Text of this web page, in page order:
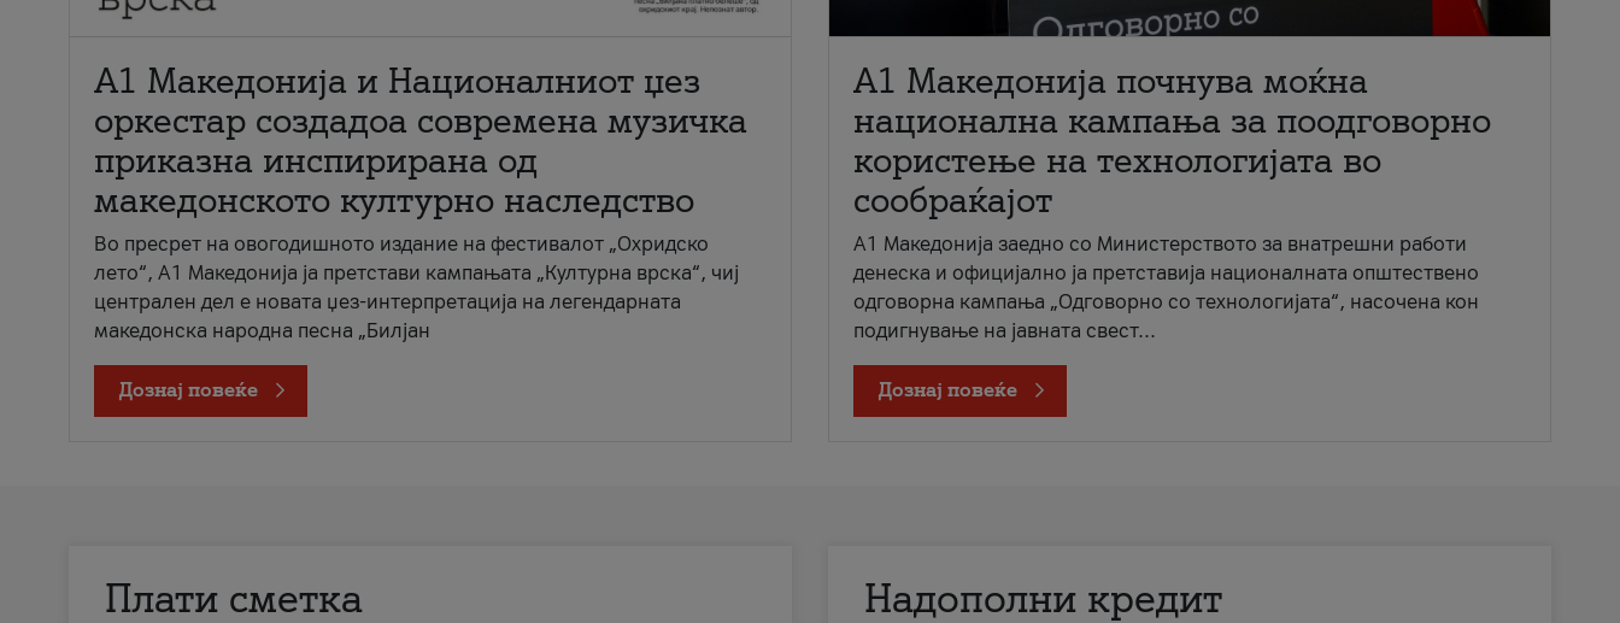
А1 Македонија и Националниот џез
оркестар создадоа современа музичка
приказна инспирирана од
македонското културно наследство
Во пресрет на овогодишното издание на фестивалот „Охридско
лето“, А1 Македонија ја претстави кампањата „Културна врска“, чиј
централен дел е новата џез-интерпретација на легендарната
македонска народна песна „Билјан
Дознај повеќе
A1 Македонија почнува моќна
национална кампања за поодговорно
користење на технологијата во
сообраќајот
A1 Македонија заедно со Министерството за внатрешни работи
денеска и официјално ја претставија националната општествено
одговорна кампања „Одговорно со технологијата“, насочена кон
подигнување на јавната свест...
Дознај повеќе
Плати сметка Надополни кредит